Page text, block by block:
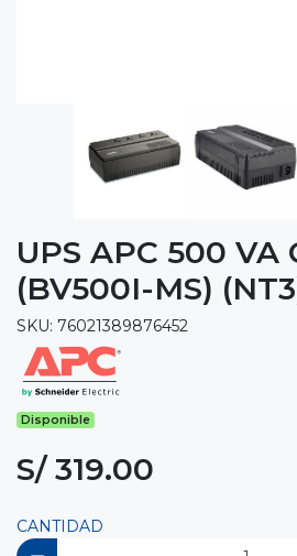
UPS APC 500 VA
(BV500I-MS)
SKU: 76021389876452
Disponible
S/ 319.00
CANTIDAD